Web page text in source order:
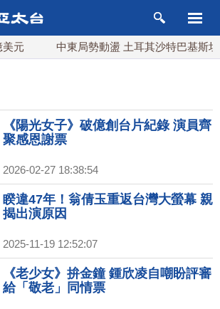
中東局勢動盪 土耳其沙特巴基斯坦誓
《陽光女子》破億創台片紀錄 演員齊
聚感恩謝票
2026-02-27 18:38:54
睽違47年！翁倩玉重返台灣大螢幕 親
揭出演原因
2025-11-19 12:52:07
《老少女》拚金鐘 鍾欣凌自嘲盼評審
給「敬老」同情票